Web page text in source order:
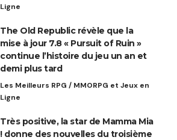
Ligne
The Old Republic révèle que la
mise à jour 7.8 « Pursuit of Ruin »
continue l’histoire du jeu un an et
demi plus tard
Les Meilleurs RPG / MMORPG et Jeux en
Ligne
Très positive, la star de Mamma Mia
! donne des nouvelles du troisième